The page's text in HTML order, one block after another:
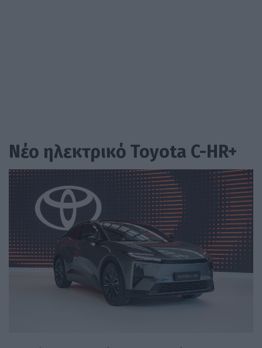
Νέο ηλεκτρικό Toyota C-HR+